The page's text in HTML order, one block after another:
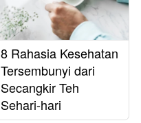
8 Rahasia Kesehatan
Tersembunyi dari
Secangkir Teh
Sehari-hari